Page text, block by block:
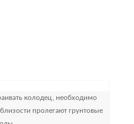
колодец, необходимо
пролегают грунтовые